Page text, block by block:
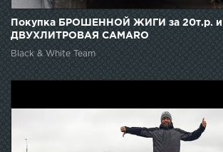
Покупка БРОШЕННОЙ ЖИГИ за 20т.р. и
ДВУХЛИТРОВАЯ CAMARO
Black & White Team